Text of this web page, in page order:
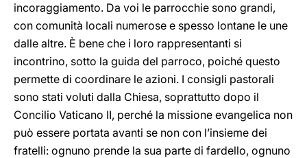
incoraggiamento. Da voi le parrocchie sono grandi,
con comunità locali numerose e spesso lontane le une
dalle altre. È bene che i loro rappresentanti si
incontrino, sotto la guida del parroco, poiché questo
permette di coordinare le azioni. I consigli pastorali
sono stati voluti dalla Chiesa, soprattutto dopo il
Concilio Vaticano II, perché la missione evangelica non
può essere portata avanti se non con l’insieme dei
fratelli: ognuno prende la sua parte di fardello, ognuno